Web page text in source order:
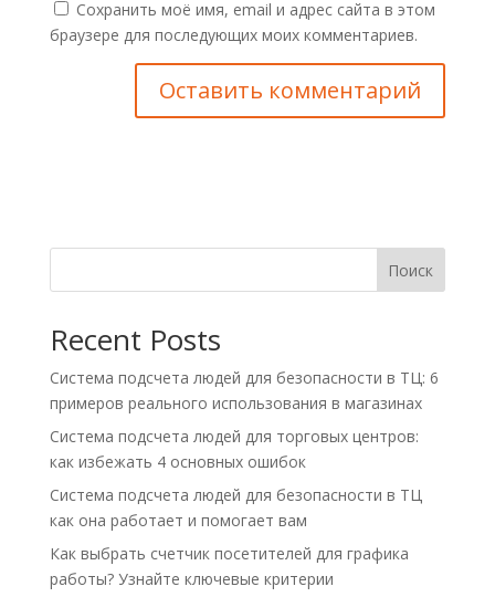
Сохранить моё имя, email и адрес сайта в этом
браузере для последующих моих комментариев.
Поиск
Recent Posts
Система подсчета людей для безопасности в ТЦ: 6
примеров реального использования в магазинах
Система подсчета людей для торговых центров:
как избежать 4 основных ошибок
Система подсчета людей для безопасности в ТЦ
как она работает и помогает вам
Как выбрать счетчик посетителей для графика
работы? Узнайте ключевые критерии